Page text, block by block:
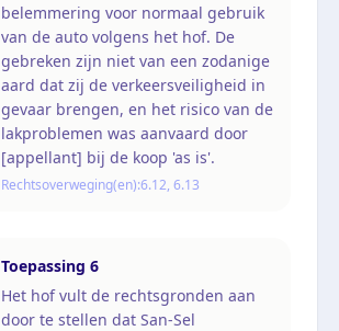
belemmering voor normaal gebruik
van de auto volgens het hof. De
gebreken zijn niet van een zodanige
aard dat zij de verkeersveiligheid in
gevaar brengen, en het risico van de
lakproblemen was aanvaard door
[appellant] bij de koop 'as is'.
Rechtsoverweging(en):6.12, 6.13
Toepassing 6
Het hof vult de rechtsgronden aan
door te stellen dat San-Sel